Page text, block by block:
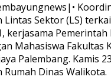
Lintas Sektor (LS)
kerjasama Pemerintah
Mahasiswa Fakultas
Palembang. Kamis
Rumah Dinas Walikota.